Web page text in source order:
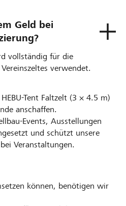
Geld bei
vollständig für die
verwendet.
Tent Faltzelt (3 × 4.5 m)
anschaffen.
Events, Ausstellungen
und schützt unsere
Veranstaltungen.
können, benötigen wir